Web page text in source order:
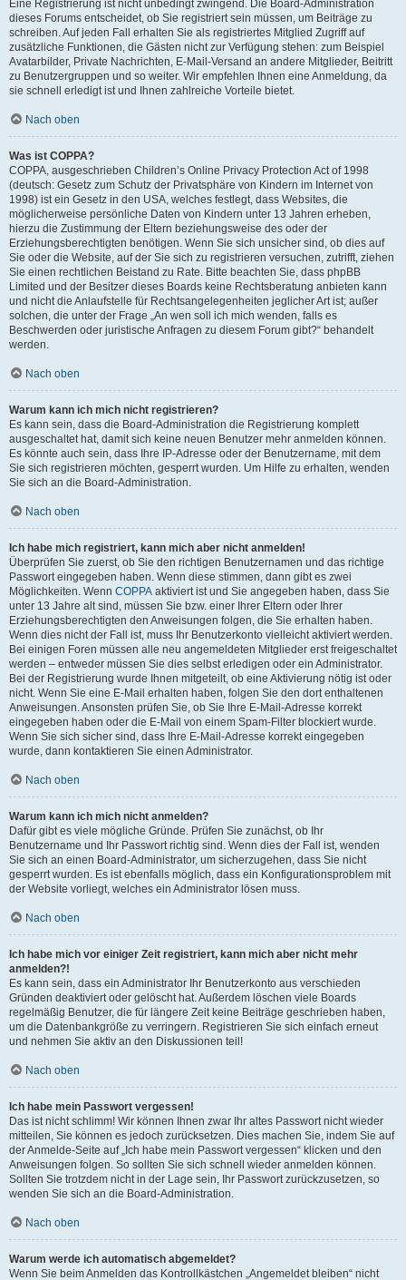
Eine Registrierung ist nicht unbedingt zwingend. Die Board-Administration
dieses Forums entscheidet, ob Sie registriert sein müssen, um Beiträge zu
schreiben. Auf jeden Fall erhalten Sie als registriertes Mitglied Zugriff auf
zusätzliche Funktionen, die Gästen nicht zur Verfügung stehen: zum Beispiel
Avatarbilder, Private Nachrichten, E-Mail-Versand an andere Mitglieder, Beitritt
zu Benutzergruppen und so weiter. Wir empfehlen Ihnen eine Anmeldung, da
sie schnell erledigt ist und Ihnen zahlreiche Vorteile bietet.
Nach oben
Was ist COPPA?
COPPA, ausgeschrieben Children’s Online Privacy Protection Act of 1998
(deutsch: Gesetz zum Schutz der Privatsphäre von Kindern im Internet von
1998) ist ein Gesetz in den USA, welches festlegt, dass Websites, die
möglicherweise persönliche Daten von Kindern unter 13 Jahren erheben,
hierzu die Zustimmung der Eltern beziehungsweise des oder der
Erziehungsberechtigten benötigen. Wenn Sie sich unsicher sind, ob dies auf
Sie oder die Website, auf der Sie sich zu registrieren versuchen, zutrifft, ziehen
Sie einen rechtlichen Beistand zu Rate. Bitte beachten Sie, dass phpBB
Limited und der Besitzer dieses Boards keine Rechtsberatung anbieten kann
und nicht die Anlaufstelle für Rechtsangelegenheiten jeglicher Art ist; außer
solchen, die unter der Frage „An wen soll ich mich wenden, falls es
Beschwerden oder juristische Anfragen zu diesem Forum gibt?“ behandelt
werden.
Nach oben
Warum kann ich mich nicht registrieren?
Es kann sein, dass die Board-Administration die Registrierung komplett
ausgeschaltet hat, damit sich keine neuen Benutzer mehr anmelden können.
Es könnte auch sein, dass Ihre IP-Adresse oder der Benutzername, mit dem
Sie sich registrieren möchten, gesperrt wurden. Um Hilfe zu erhalten, wenden
Sie sich an die Board-Administration.
Nach oben
Ich habe mich registriert, kann mich aber nicht anmelden!
Überprüfen Sie zuerst, ob Sie den richtigen Benutzernamen und das richtige
Passwort eingegeben haben. Wenn diese stimmen, dann gibt es zwei
Möglichkeiten. Wenn COPPA aktiviert ist und Sie angegeben haben, dass Sie
unter 13 Jahre alt sind, müssen Sie bzw. einer Ihrer Eltern oder Ihrer
Erziehungsberechtigten den Anweisungen folgen, die Sie erhalten haben.
Wenn dies nicht der Fall ist, muss Ihr Benutzerkonto vielleicht aktiviert werden.
Bei einigen Foren müssen alle neu angemeldeten Mitglieder erst freigeschaltet
werden – entweder müssen Sie dies selbst erledigen oder ein Administrator.
Bei der Registrierung wurde Ihnen mitgeteilt, ob eine Aktivierung nötig ist oder
nicht. Wenn Sie eine E-Mail erhalten haben, folgen Sie den dort enthaltenen
Anweisungen. Ansonsten prüfen Sie, ob Sie Ihre E-Mail-Adresse korrekt
eingegeben haben oder die E-Mail von einem Spam-Filter blockiert wurde.
Wenn Sie sich sicher sind, dass Ihre E-Mail-Adresse korrekt eingegeben
wurde, dann kontaktieren Sie einen Administrator.
Nach oben
Warum kann ich mich nicht anmelden?
Dafür gibt es viele mögliche Gründe. Prüfen Sie zunächst, ob Ihr
Benutzername und Ihr Passwort richtig sind. Wenn dies der Fall ist, wenden
Sie sich an einen Board-Administrator, um sicherzugehen, dass Sie nicht
gesperrt wurden. Es ist ebenfalls möglich, dass ein Konfigurationsproblem mit
der Website vorliegt, welches ein Administrator lösen muss.
Nach oben
Ich habe mich vor einiger Zeit registriert, kann mich aber nicht mehr
anmelden?!
Es kann sein, dass ein Administrator Ihr Benutzerkonto aus verschieden
Gründen deaktiviert oder gelöscht hat. Außerdem löschen viele Boards
regelmäßig Benutzer, die für längere Zeit keine Beiträge geschrieben haben,
um die Datenbankgröße zu verringern. Registrieren Sie sich einfach erneut
und nehmen Sie aktiv an den Diskussionen teil!
Nach oben
Ich habe mein Passwort vergessen!
Das ist nicht schlimm! Wir können Ihnen zwar Ihr altes Passwort nicht wieder
mitteilen, Sie können es jedoch zurücksetzen. Dies machen Sie, indem Sie auf
der Anmelde-Seite auf „Ich habe mein Passwort vergessen“ klicken und den
Anweisungen folgen. So sollten Sie sich schnell wieder anmelden können.
Sollten Sie trotzdem nicht in der Lage sein, Ihr Passwort zurückzusetzen, so
wenden Sie sich an die Board-Administration.
Nach oben
Warum werde ich automatisch abgemeldet?
Wenn Sie beim Anmelden das Kontrollkästchen „Angemeldet bleiben“ nicht